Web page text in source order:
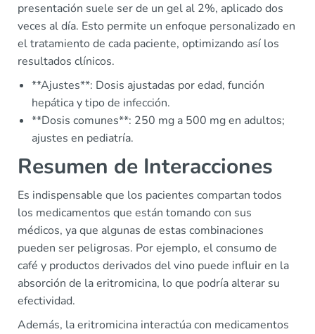
presentación suele ser de un gel al 2%, aplicado dos
veces al día. Esto permite un enfoque personalizado en
el tratamiento de cada paciente, optimizando así los
resultados clínicos.
**Ajustes**: Dosis ajustadas por edad, función
hepática y tipo de infección.
**Dosis comunes**: 250 mg a 500 mg en adultos;
ajustes en pediatría.
Resumen de Interacciones
Es indispensable que los pacientes compartan todos
los medicamentos que están tomando con sus
médicos, ya que algunas de estas combinaciones
pueden ser peligrosas. Por ejemplo, el consumo de
café y productos derivados del vino puede influir en la
absorción de la eritromicina, lo que podría alterar su
efectividad.
Además, la eritromicina interactúa con medicamentos